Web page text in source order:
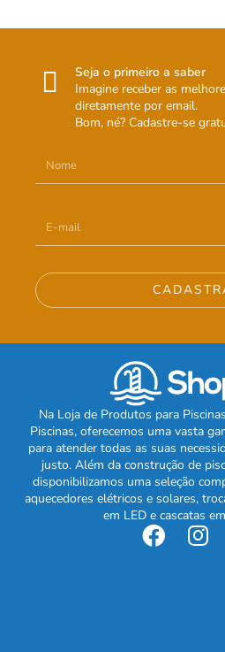
Seja o primeiro a saber
Imagine receber as
diretamente por email.
Bom, né? Cadastre-se
Na Loja de Produtos para
Piscinas, oferecemos uma vasta
para atender todas as suas
justo. Além da construção de
disponibilizamos uma seleção
aquecedores elétricos e solares,
em LED e cascatas